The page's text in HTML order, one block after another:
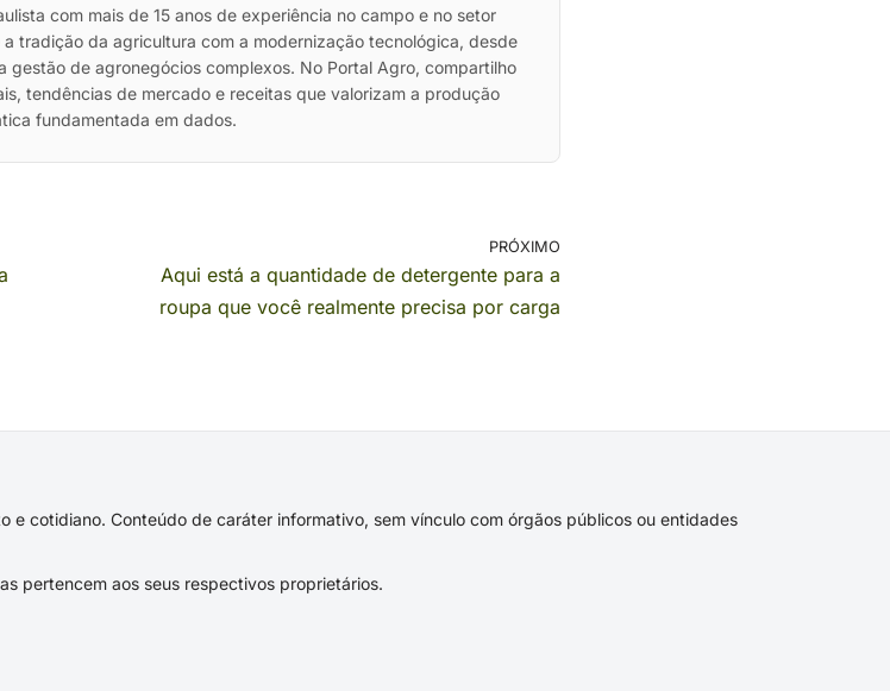
com mais de 15 anos de experiência no campo e no setor
tradição da agricultura com a modernização tecnológica, desde
gestão de agronegócios complexos. No Portal Agro, compartilho
tendências de mercado e receitas que valorizam a produção
fundamentada em dados.
PRÓXIMO
Aqui está a quantidade de detergente para a
roupa que você realmente precisa por carga
cotidiano. Conteúdo de caráter informativo, sem vínculo com órgãos públicos ou entidades
pertencem aos seus respectivos proprietários.